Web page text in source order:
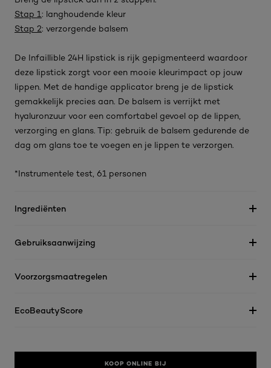
Stap 1: langhoudende kleur
Stap 2: verzorgende balsem
De Infaillible 24H lipstick is rijk gepigmenteerd waardoor
deze lipstick zorgt voor een mooie kleurimpact op jouw
lippen. Met de handige applicator breng je de lipstick
gemakkelijk precies aan. De balsem is verrijkt met
hyaluronzuur voor een comfortabel gevoel op de lippen,
verzorging en glans. Tip: gebruik de balsem gedurende de
dag om glans toe te voegen en je lippen te verzorgen.
*Instrumentele test, 61 personen
Ingrediënten
Gebruiksaanwijzing
Voorzorgsmaatregelen
EcoBeautyScore
KOOP ONLINE BIJ